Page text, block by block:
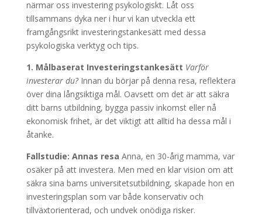
närmar oss investering psykologiskt. Låt oss
tillsammans dyka ner i hur vi kan utveckla ett
framgångsrikt investeringstankesätt med dessa
psykologiska verktyg och tips.
1. Målbaserat Investeringstankesätt Varför
investerar du?Innan du börjar på denna resa, reflektera
över dina långsiktiga mål. Oavsett om det är att säkra
ditt barns utbildning, bygga passiv inkomst eller nå
ekonomisk frihet, är det viktigt att alltid ha dessa mål i
åtanke.
Fallstudie: Annas resa Anna, en 30-årig mamma, var
osäker på att investera. Men med en klar vision om att
säkra sina barns universitetsutbildning, skapade hon en
investeringsplan som var både konservativ och
tillväxtorienterad, och undvek onödiga risker.